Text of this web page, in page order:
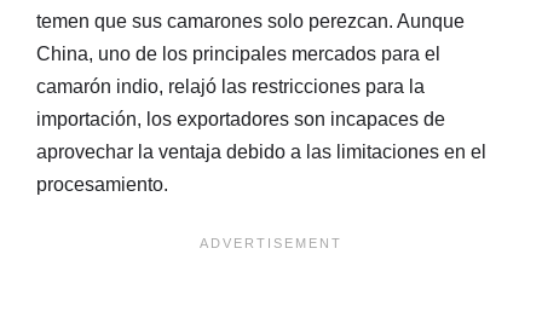
temen que sus camarones solo perezcan. Aunque
China, uno de los principales mercados para el
camarón indio, relajó las restricciones para la
importación, los exportadores son incapaces de
aprovechar la ventaja debido a las limitaciones en el
procesamiento.